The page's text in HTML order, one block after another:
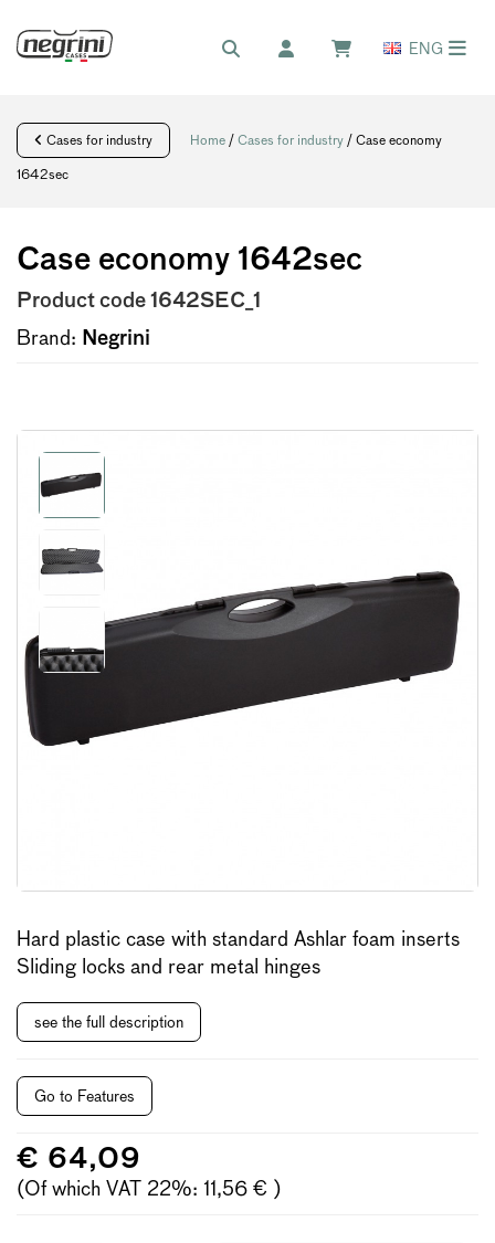
ENG
Cases for industry Home / Cases for industry / Case economy
1642sec
Case economy 1642sec
Product code1642SEC_1
Brand: Negrini
Hard plastic case with standard Ashlar foam inserts
Sliding locks and rear metal hinges
see the full description
Go to Features
€ 64,09
(Of which VAT 22%: 11,56 € )